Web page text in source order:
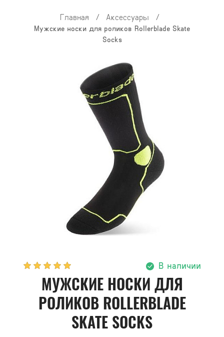
Главная / Аксессуары /
Мужские носки для роликов Rollerblade Skate
Socks
В наличии
МУЖСКИЕ НОСКИ ДЛЯ
РОЛИКОВ ROLLERBLADE
SKATE SOCKS